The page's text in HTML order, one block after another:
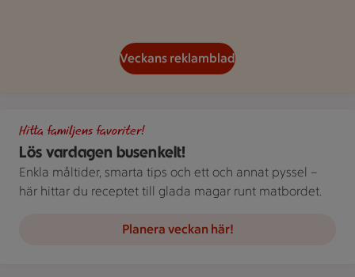
Veckans reklamblad
Lös vardagen busenkelt!
Hitta familjens favoriter!
Enkla måltider, smarta tips och ett och annat pyssel –
här hittar du receptet till glada magar runt matbordet.
Planera veckan här!